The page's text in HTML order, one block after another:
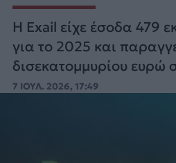
Η Exail είχε έσοδα 479
για το 2025 και
δισεκατομμυρίου ευρώ
7 ΙΟΥΛ. 2026, 17:49